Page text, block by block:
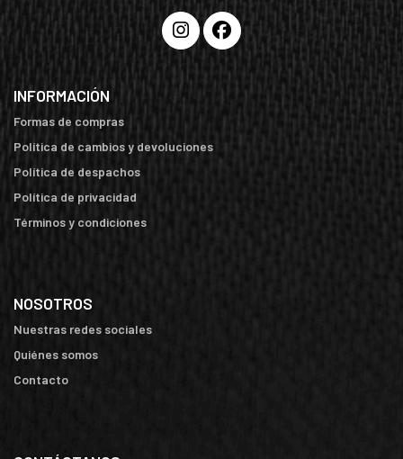
INFORMACIÓN
Formas de compras
Política de cambios y devoluciones
Política de despachos
Política de privacidad
Términos y condiciones
NOSOTROS
Nuestras redes sociales
Quiénes somos
Contacto